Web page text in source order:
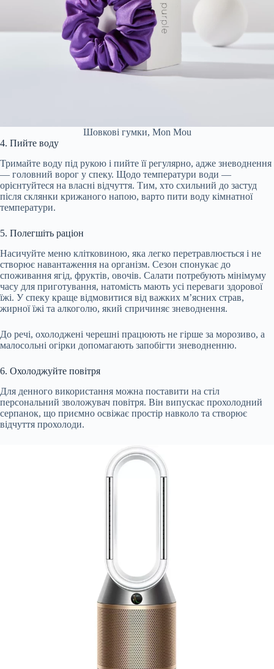
Шовкові гумки, Mon Mou
4. Пийте воду
Тримайте воду під рукою і пийте її регулярно, адже зневоднення
— головний ворог у спеку. Щодо температури води —
орієнтуйтеся на власні відчуття. Тим, хто схильний до застуд
після склянки крижаного напою, варто пити воду кімнатної
температури.
5. Полегшіть раціон
Насичуйте меню клітковиною, яка легко перетравлюється і не
створює навантаження на організм. Сезон спонукає до
споживання ягід, фруктів, овочів. Салати потребують мінімуму
часу для приготування, натомість мають усі переваги здорової
їжі. У спеку краще відмовитися від важких м’ясних страв,
жирної їжі та алкоголю, який спричиняє зневоднення.
До речі, охолоджені черешні працюють не гірше за морозиво, а
малосольні огірки допомагають запобігти зневодненню.
6. Охолоджуйте повітря
Для денного використання можна поставити на стіл
персональний зволожувач повітря. Він випускає прохолодний
серпанок, що приємно освіжає простір навколо та створює
відчуття прохолоди.